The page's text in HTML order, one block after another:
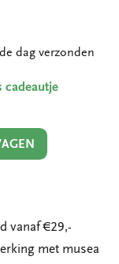
dag verzonden
cadeautje
vanaf €29,-
met musea